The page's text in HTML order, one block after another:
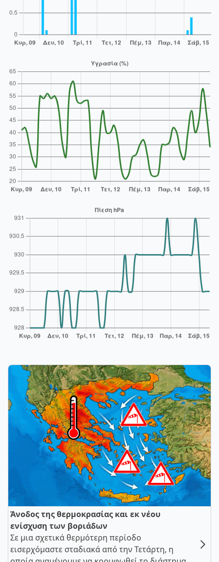
Άνοδος της θερμοκρασίας και εκ νέου
ενίσχυση των βοριάδων
Σε μια σχετικά θερμότερη περίοδο
εισερχόμαστε σταδιακά από την Τετάρτη, η